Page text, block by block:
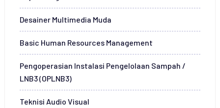
Desainer Multimedia Muda
Basic Human Resources Management
Pengoperasian Instalasi Pengelolaan Sampah /
LNB3 (OPLNB3)
Teknisi Audio Visual